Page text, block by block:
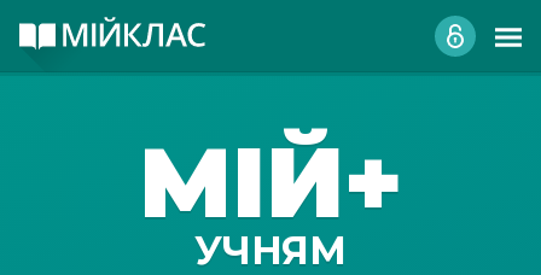
МІЙ+
УЧНЯМ